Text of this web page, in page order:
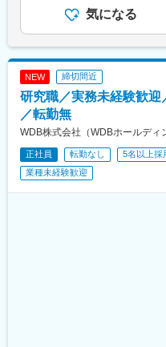
厚木駅、小田原駅、鎌倉
口駅、布施駅、豊中駅、
木駅、京都駅、姫路駅、
石駅、神戸駅(兵庫県)、
駅、本八幡駅(総武線)、
宮駅、東梅田駅、岸里駅
(北大阪急行)、高槻駅、
駅、南森町駅、日本橋駅(
駅、森ノ宮駅、西九条駅
堀橋駅、京阪山科駅、烏
丸御池駅、二条駅、西院
駅、西大路駅、大久保駅(
駅、丸太町駅(京都市営)
気になる
NEW 締切間近
研究職／実務未経験歓
／転勤無
WDB株式会社（WDBホールディ
正社員 転勤なし 5名以上採
業種未経験歓迎